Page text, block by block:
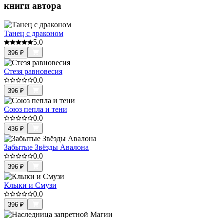
книги автора
Танец с драконом
5.0
396 ₽
Стезя равновесия
0.0
396 ₽
Союз пепла и тени
0.0
436 ₽
Забытые Звёзды Авалона
0.0
396 ₽
Клыки и Смузи
0.0
396 ₽